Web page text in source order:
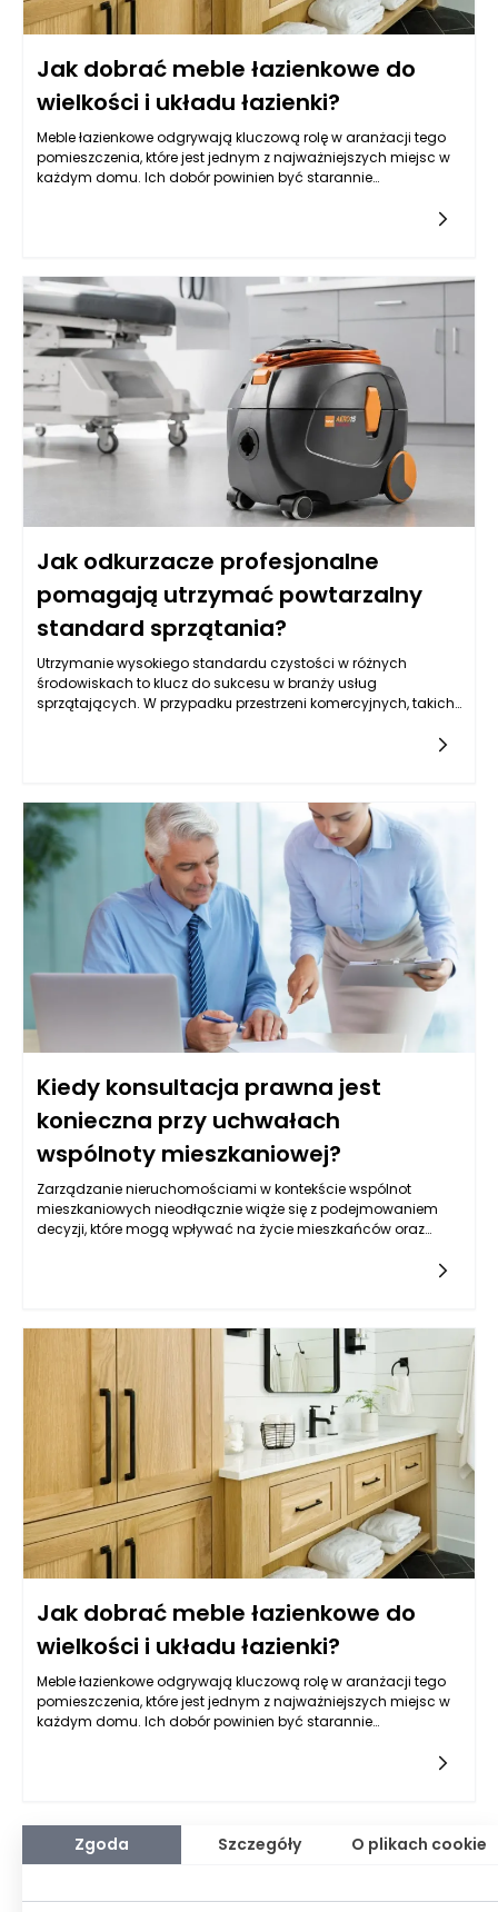
Jak dobrać meble łazienkowe do
wielkości i układu łazienki?
Meble łazienkowe odgrywają kluczową rolę w aranżacji tego
pomieszczenia, które jest jednym z najważniejszych miejsc w
każdym domu. Ich dobór powinien być starannie
„rozrysować” funkcje: gdzie odkładamy kosmetyki, gdzie
trzymamy ręczniki, czy potrzebujemy miejsca na zapas
środków czystości i czy łazienka ma być bardziej
minimalistyczna, czy raczej rodzinna i pojemna. To pierwsze
pytanie, które warto zadać, dotyczy rozmiaru łazienki, ale
równie ważne jest to, jak poruszamy się po wnętrzu i które strefy
muszą pozostać wolne. Im mniejsze pomieszczenie, tym
większą uwagę należy zwrócić na to, by meble łazienkowe
maksymalizowały dostępną przestrzeń, a jednocześnie nie
tworzyły wrażenia ciasnoty. W praktyce najlepiej sprawdzają
się rozwiązania lekkie wizualnie, z przemyślanym układem
szuflad i półek, które „zbierają” drobiazgi z blatu i chowają je w
zabudowie. Dzięki temu nawet niewielka łazienka może
który porządkuje całe wnętrze, zamiast je obciążać.
Jak odkurzacze profesjonalne
pomagają utrzymać powtarzalny
standard sprzątania?
Utrzymanie wysokiego standardu czystości w różnych
środowiskach to klucz do sukcesu w branży usług
sprzątających. W przypadku przestrzeni komercyjnych, takich
Kiedy konsultacja prawna jest
konieczna przy uchwałach
wspólnoty mieszkaniowej?
Zarządzanie nieruchomościami w kontekście wspólnot
mieszkaniowych nieodłącznie wiąże się z podejmowaniem
decyzji, które mogą wpływać na życie mieszkańców oraz
wspólnoty mają kluczowe znaczenie, jednak ich skutki mogą
należy zwrócić uwagę na złożoność spraw związanych z
zarządzaniem nieruchomościami, gdzie brakuje
jednoznacznych rozwiązań prawnych. W momencie, gdy
uchwała może dotyczyć np. zmian w regulaminie,
zarządzania funduszem remontowym czy wprowadzenia
nowych zasad korzystania z wspólnych przestrzeni, warto
skonsultować się z prawnikiem, aby uniknąć potencjalnych
problemów, które mogą się pojawić w przyszłości.
Jak dobrać meble łazienkowe do
wielkości i układu łazienki?
Meble łazienkowe odgrywają kluczową rolę w aranżacji tego
pomieszczenia, które jest jednym z najważniejszych miejsc w
każdym domu. Ich dobór powinien być starannie
„rozrysować” funkcje: gdzie odkładamy kosmetyki, gdzie
trzymamy ręczniki, czy potrzebujemy miejsca na zapas
środków czystości i czy łazienka ma być bardziej
pytanie, które warto zadać, dotyczy rozmiaru łazienki, ale
Zgoda Szczegóły O plikach cookie